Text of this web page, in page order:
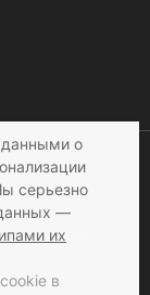
и
данные
нашего сайта в
сусловиями
вы не даете
данными о
серьезно
—
их
в